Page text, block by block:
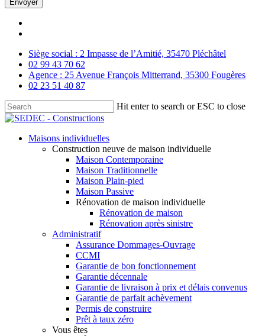
Skip
contentSiège social : 2 Impasse de l’Amitié, 35470 Pléchâtel
02 99 43 70 62
Agence : 25 Avenue François Mitterrand, 35300 Fougères
02 23 51 40 87
Hit enter to search or ESC to close
Close
Menu
Maisons individuelles
Construction neuve de maison individuelle
Maison Contemporaine
Maison Traditionnelle
Maison Plain-pied
Maison Passive
Rénovation de maison individuelle
Rénovation de maison
Rénovation après sinistre
Administratif
Assurance Dommages-Ouvrage
CCMI
Garantie de bon fonctionnement
Garantie décennale
Garantie de livraison à prix et délais convenus
Garantie de parfait achèvement
Permis de construire
Prêt à taux zéro
Vous êtes